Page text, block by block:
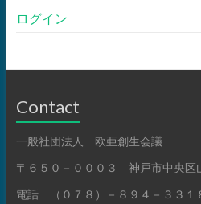
ログイン
Contact
一般社団法人 欧亜創生会議
〒６５０－０００３ 神戸市中央区
電話 （０７８）－８９４－３３１